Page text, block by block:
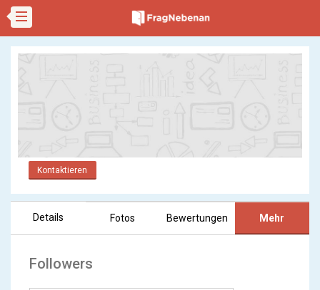
Kontaktieren
Details Fotos Bewertungen Mehr
Followers